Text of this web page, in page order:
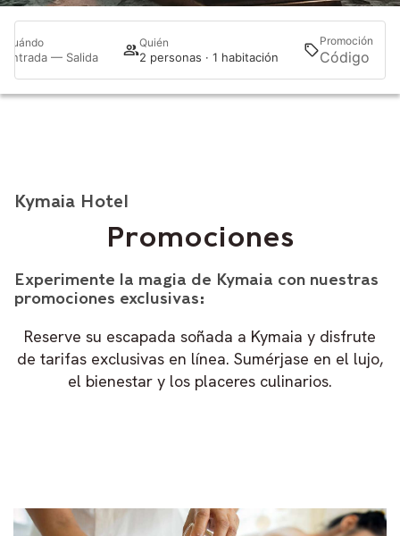
Cuándo
Entrada — Salida
Quién
2 personas · 1 habitación
Promoción
Kymaia Hotel
Promociones
Experimente la magia de Kymaia con nuestras
promociones exclusivas:
Reserve su escapada soñada a Kymaia y disfrute
de tarifas exclusivas en línea. Sumérjase en el lujo,
el bienestar y los placeres culinarios.